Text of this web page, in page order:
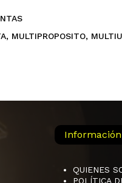
, MULTIPROPOSITO,
Información
QUIENES
POLÍTICA